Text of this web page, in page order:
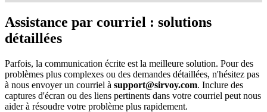
Assistance par courriel : solutions
détaillées
Parfois, la communication écrite est la meilleure solution. Pour des
problèmes plus complexes ou des demandes détaillées, n'hésitez pas
à nous envoyer un courriel à support@sirvoy.com. Inclure des
captures d'écran ou des liens pertinents dans votre courriel peut nous
aider à résoudre votre problème plus rapidement.